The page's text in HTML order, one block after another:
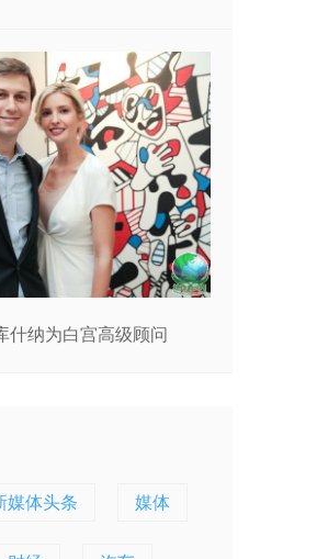
什纳为白宫高级顾问
媒体头条 媒体